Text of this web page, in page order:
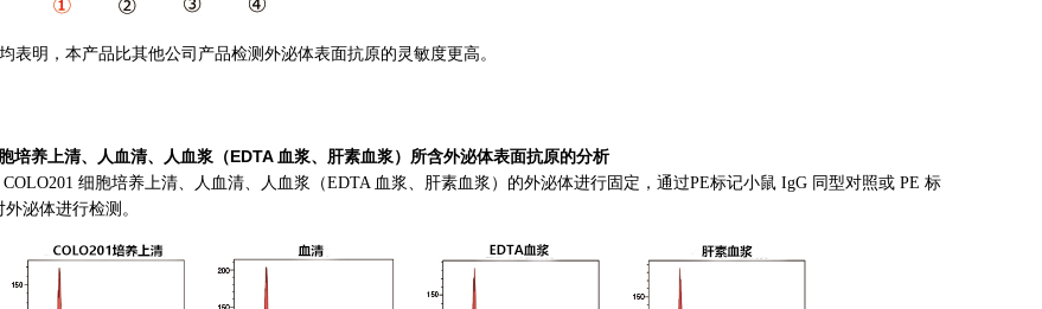
明，本产品比其他公司产品检测外泌体表面抗原的灵敏度更高。
培养上清、人血清、人血浆（EDTA 血浆、肝素血浆）所含外泌体表面抗原的分析
细胞培养上清、人血清、人血浆（EDTA 血浆、肝素血浆）的外泌体进行固定，通过PE标记小鼠 IgG 同型对照或 PE 标
泌体进行检测。